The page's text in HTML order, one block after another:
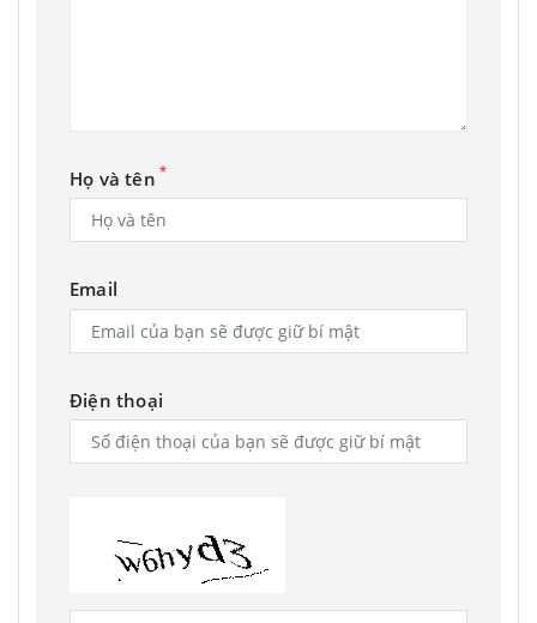
Họ và tên *
Email
Điện thoại